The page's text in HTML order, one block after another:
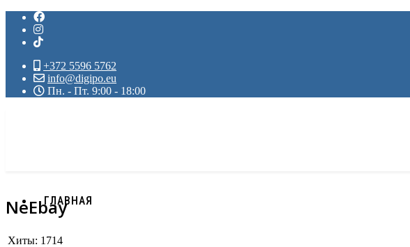
+372 5596 5762
info@digipo.eu
Пн. - Пт. 9:00 - 18:00
ГЛАВНАЯ
NeEbay
Хиты: 1714